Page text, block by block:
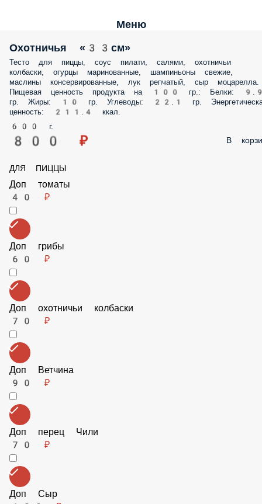
Меню
Охотничья «33см»
Тесто для пиццы, соус пилати, салями, охотничьи колбаски, огурцы
маринованные, шампиньоны свежие, маслины консервированные,
лук репчатый, сыр моцарелла. Пищевая ценность продукта на 100
Белки: 9.9 гр. Жиры: 10 гр. Углеводы: 22.1 гр. Энергетическая
211.4 ккал.
600 г.
800 ₽
Доп томаты
40 ₽
Доп грибы
70 ₽
Доп Ветчина
90 ₽
Доп перец Чили
70 ₽